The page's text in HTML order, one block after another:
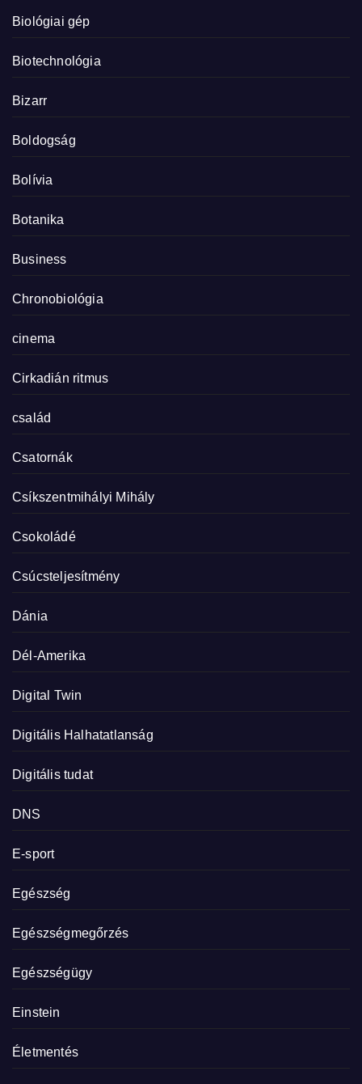
Biológiai gép
Biotechnológia
Bizarr
Boldogság
Bolívia
Botanika
Business
Chronobiológia
cinema
Cirkadián ritmus
család
Csatornák
Csíkszentmihályi Mihály
Csokoládé
Csúcsteljesítmény
Dánia
Dél-Amerika
Digital Twin
Digitális Halhatatlanság
Digitális tudat
DNS
E-sport
Egészség
Egészségmegőrzés
Egészségügy
Einstein
Életmentés